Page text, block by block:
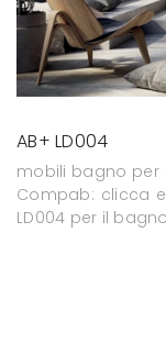
AB+ LD004
mobili bagno per
Compab: clicca
LD004 per il